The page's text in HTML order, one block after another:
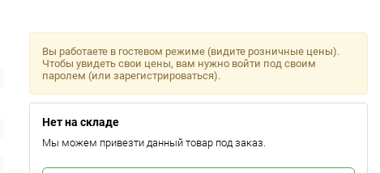
Вы работаете в гостевом режиме (видите розничные цены).
Чтобы увидеть свои цены, вам нужно войти под своим
паролем (или зарегистрироваться).
Нет на складе
Мы можем привезти данный товар под заказ.